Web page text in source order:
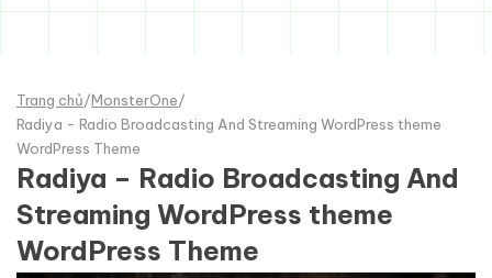
Trang chủ/MonsterOne/
Radiya - Radio Broadcasting And Streaming WordPress theme
WordPress Theme
Radiya – Radio Broadcasting And
Streaming WordPress theme
WordPress Theme